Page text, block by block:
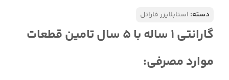
دسته: استابلایزر فاراتل
گارانتی 1 ساله با 5 سال تامین قطعات
موارد مصرفی: